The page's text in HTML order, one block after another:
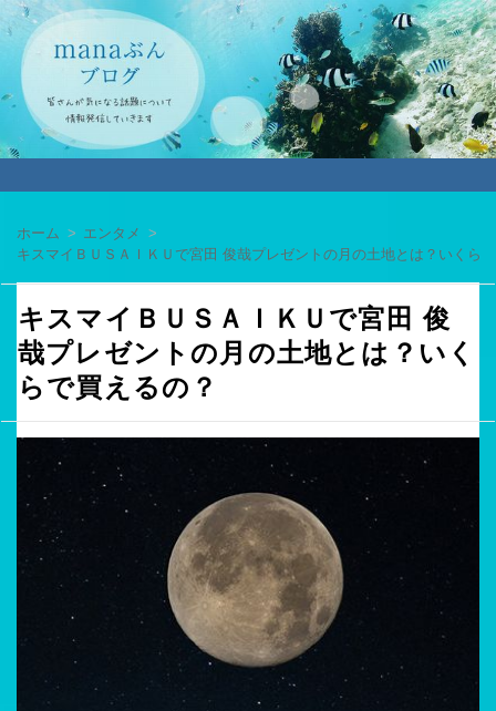
ホーム
エンタメ
キスマイＢＵＳＡＩＫＵで宮田 俊哉プレゼントの月の土地とは？いくら
キスマイＢＵＳＡＩＫＵで宮田 俊
哉プレゼントの月の土地とは？いく
らで買えるの？